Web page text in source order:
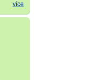
více